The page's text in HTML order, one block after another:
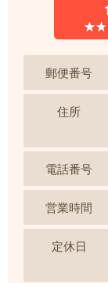
郵便番号
住所
電話番号
営業時間
定休日